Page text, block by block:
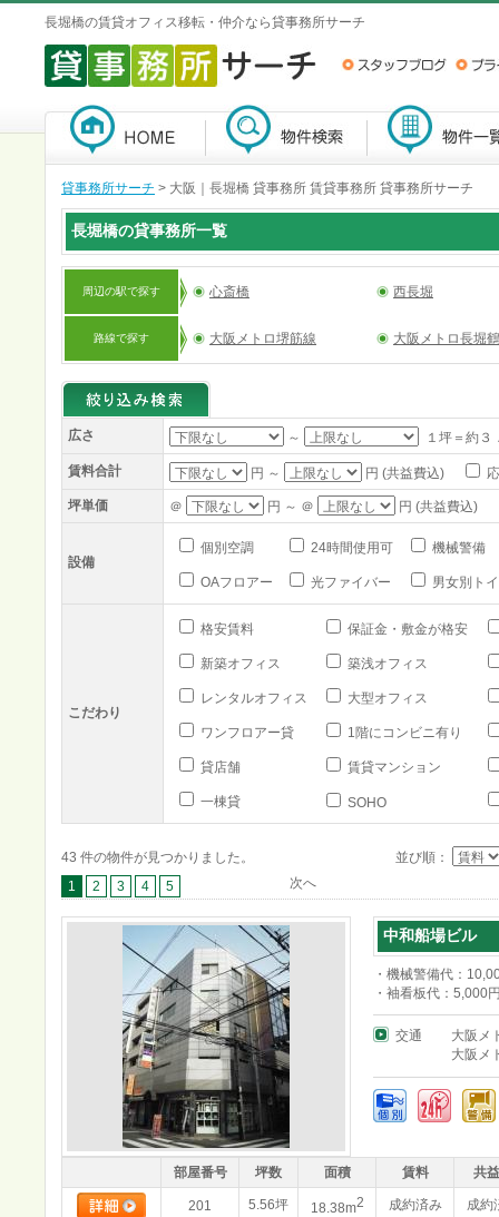
長堀橋の賃貸オフィス移転・仲介なら貸事務所サーチ
貸事務所サーチ > 大阪｜長堀橋 貸事務所 賃貸事務所 貸事務所サーチ
長堀橋の貸事務所一覧
周辺の駅で探す 心斎橋 西長堀
路線で探す 大阪メトロ堺筋線 大阪メトロ長堀
広さ ～ １坪＝約３
賃料合計 円 ～ 円 (共益費込)
坪単価 ＠ 円 ～ ＠ 円 (共益費込)
設備
個別空調 24時間使用可 機械警備
OAフロアー 光ファイバー 男女別ト
こだわり
格安賃料 保証金・敷金が格安
新築オフィス 築浅オフィス
レンタルオフィス 大型オフィス
ワンフロアー貸 1階にコンビニ有り
貸店舗 賃貸マンション
一棟貸 SOHO
43 件の物件が見つかりました。
並び順：
1
2 3 4 5 次へ
中和船場ビル
・機械警備代：
・袖看板代：5,000
交通
大阪メ
大阪メ
部屋番号 坪数 面積 賃料 共
201 5.56坪 18.38m2 成約済み 成約